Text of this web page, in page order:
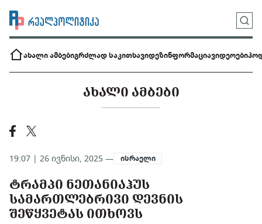
ახალი ამბებიგრძლად საკითხავიდეზინფორმაციავიდეოები
ᲐᲮᲐᲚᲘ ᲐᲛᲑᲔᲑᲘ
19:07 | 26 ივნისი, 2025 — ისრაელი
ᲢᲠᲐᲛᲞᲘ ᲜᲔᲗᲐᲜᲘᲐᲰᲣᲡ
ᲡᲐᲛᲐᲠᲗᲚᲔᲑᲠᲘᲕᲘ ᲓᲔᲕᲜᲘᲡ
ᲨᲔᲬᲧᲕᲔᲢᲐᲡ ᲘᲗᲮᲝᲕᲡ